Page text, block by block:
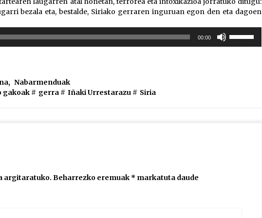
bezala eta, bestalde, Siriako gerraren inguruan egon den eta dagoen
00:00
, Nabarmenduak
gakoak # gerra # Iñaki Urrestarazu # Siria
argitaratuko. Beharrezko eremuak * markatuta daude